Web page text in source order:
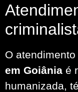
O atendimento
em Goiânia é
humanizada,